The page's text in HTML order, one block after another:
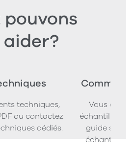
aider?
techniques,
ou contactez
dédiés.
Vous
échantillons
guide